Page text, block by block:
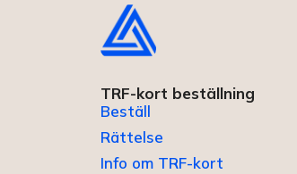
TRF-kort beställning
Beställ
Rättelse
Info om TRF-kort